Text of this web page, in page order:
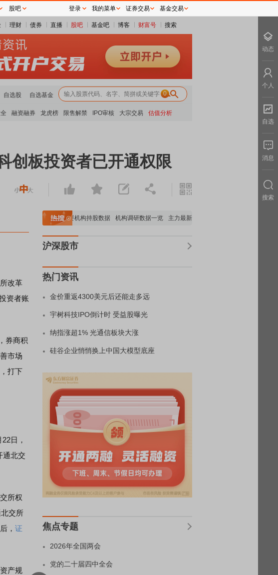
理财 债券 直播 股吧 基金吧 博客 财富号 搜索
自选股 自选基金 0
融资融券 龙虎榜 限售解禁 IPO审核 大宗交易 估值分析
创板投资者已开通权限
改革
资者账
券商积
市场
打下
日，
通北交
所权
交所
， 证
产规
A股估值分析全览 重要机构持股数据 机构调研数据一览 主力最新动向
沪深股市
热门资讯
金价重返4300美元后还能走多远
宇树科技IPO倒计时 受益股曝光
纳指涨超1% 光通信板块大涨
硅谷企业悄悄换上中国大模型底座
焦点专题
2026年全国两会
党的二十届四中全会
股吧 登录 我的菜单 证券交易 基金交易
动态
个人
自选
消息
搜索